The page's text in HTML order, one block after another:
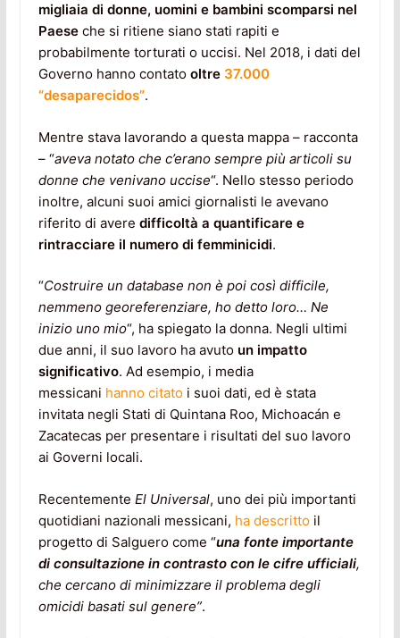
migliaia di donne, uomini e bambini scomparsi nel
Paeseche si ritiene siano stati rapiti e
probabilmente torturati o uccisi. Nel 2018, i dati del
Governo hanno contato oltre 37.000
“desaparecidos”.
Mentre stava lavorando a questa mappa – racconta
– “aveva notato che c’erano sempre più articoli su
donne che venivano uccise“. Nello stesso periodo
inoltre, alcuni suoi amici giornalisti le avevano
riferito di avere difficoltà a quantificare e
rintracciare il numero di femminicidi.
“Costruire un database non è poi così difficile,
nemmeno georeferenziare, ho detto loro… Ne
inizio uno mio“, ha spiegato la donna. Negli ultimi
due anni, il suo lavoro ha avutoun impatto
significativo. Ad esempio, i media
messicani hanno citatoi suoi dati, ed è stata
invitata negli Stati di Quintana Roo, Michoacán e
Zacatecas per presentare i risultati del suo lavoro
ai Governi locali.
Recentemente El Universal, uno dei più importanti
quotidiani nazionali messicani, ha descrittoil
progetto di Salguero come “una fonte importante
di consultazione in contrasto con le cifre ufficiali,
che cercano di minimizzare il problema degli
omicidi basati sul genere”.